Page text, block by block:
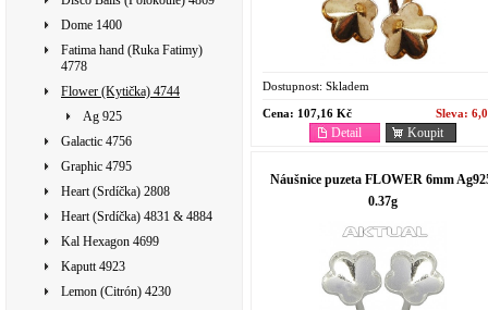
Dome 1400
Fatima hand (Ruka Fatimy)
4778
Flower (Kytička) 4744
Ag 925
Galactic 4756
Graphic 4795
Heart (Srdíčka) 2808
Heart (Srdíčka) 4831 & 4884
Kal Hexagon 4699
Kaputt 4923
Lemon (Citrón) 4230
Dostupnost: Skladem
Cena: 107,16 Kč Sleva:
Koupit
Detail
Náušnice puzeta FLOWER 6mm
0.37g